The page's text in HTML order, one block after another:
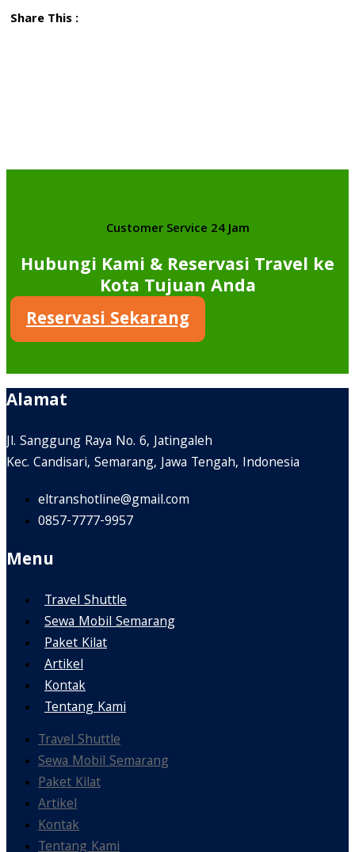
Share This :
Customer Service 24 Jam
Hubungi Kami & Reservasi Travel ke
Kota Tujuan Anda
Reservasi Sekarang
Alamat
Jl. Sanggung Raya No. 6, Jatingaleh
Kec. Candisari, Semarang, Jawa Tengah, Indonesia
eltranshotline@gmail.com
0857-7777-9957
Menu
Travel Shuttle
Sewa Mobil Semarang
Paket Kilat
Artikel
Kontak
Tentang Kami
Travel Shuttle
Sewa Mobil Semarang
Paket Kilat
Artikel
Kontak